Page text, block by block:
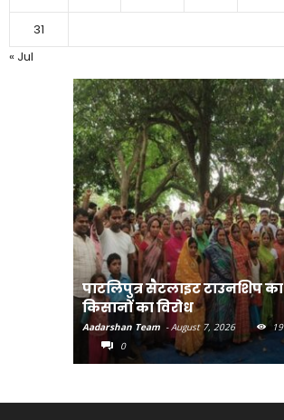
31
« Jul
पाटलिपुत्र सैटलाइट टाउनशिप का
किसानों का विरोध
Aadarshan Team - August 7, 2026
19
0